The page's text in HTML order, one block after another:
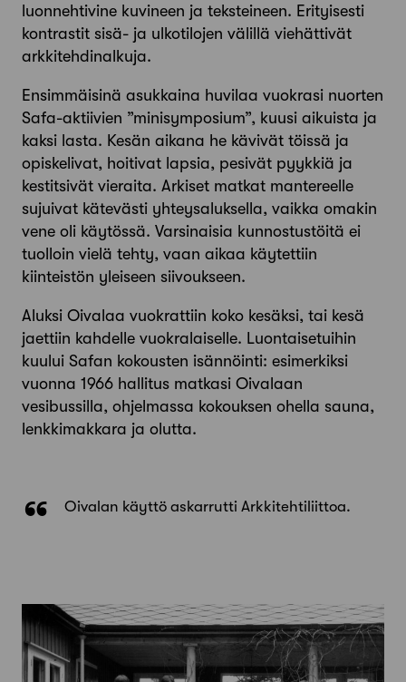
luonnehtivine kuvineen ja teksteineen. Erityisesti
kontrastit sisä- ja ulkotilojen välillä viehättivät
arkkitehdinalkuja.
Ensimmäisinä asukkaina huvilaa vuokrasi nuorten
Safa-aktiivien ”minisymposium”, kuusi aikuista ja
kaksi lasta. Kesän aikana he kävivät töissä ja
opiskelivat, hoitivat lapsia, pesivät pyykkiä ja
kestitsivät vieraita. Arkiset matkat mantereelle
sujuivat kätevästi yhteysaluksella, vaikka omakin
vene oli käytössä. Varsinaisia kunnostustöitä ei
tuolloin vielä tehty, vaan aikaa käytettiin
kiinteistön yleiseen siivoukseen.
Aluksi Oivalaa vuokrattiin koko kesäksi, tai kesä
jaettiin kahdelle vuokralaiselle. Luontaisetuihin
kuului Safan kokousten isännöinti: esimerkiksi
vuonna 1966 hallitus matkasi Oivalaan
vesibussilla, ohjelmassa kokouksen ohella sauna,
lenkkimakkara ja olutta.
Oivalan käyttö askarrutti Arkkitehtiliittoa.